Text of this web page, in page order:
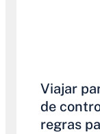
Viajar
de
regras